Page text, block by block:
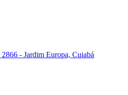
- Jardim Europa, Cuiabá